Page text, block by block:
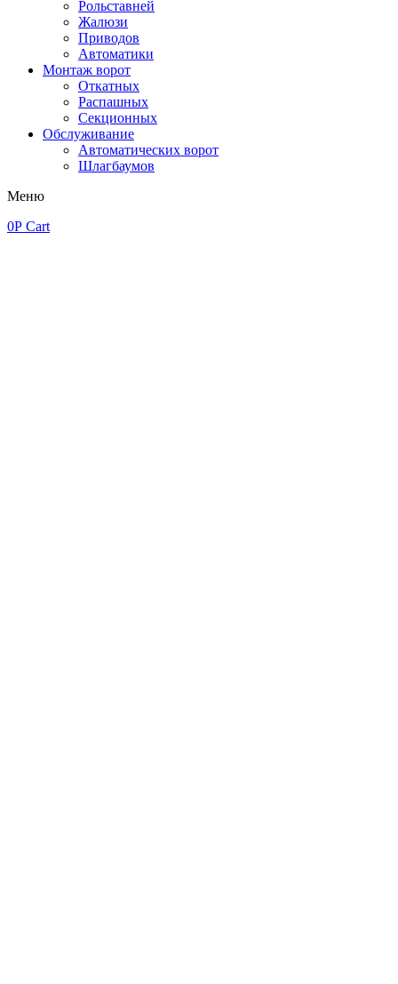
Рольставней
Жалюзи
Приводов
Автоматики
Монтаж ворот
Откатных
Распашных
Секционных
Обслуживание
Автоматических ворот
Шлагбаумов
Меню
0Р Cart